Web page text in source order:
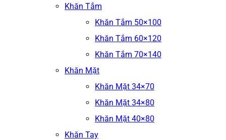
Khăn Tắm
Khăn Tắm 50×100
Khăn Tắm 60×120
Khăn Tắm 70×140
Khăn Mặt
Khăn Mặt 34×70
Khăn Mặt 34×80
Khăn Mặt 40×80
Khăn Tay